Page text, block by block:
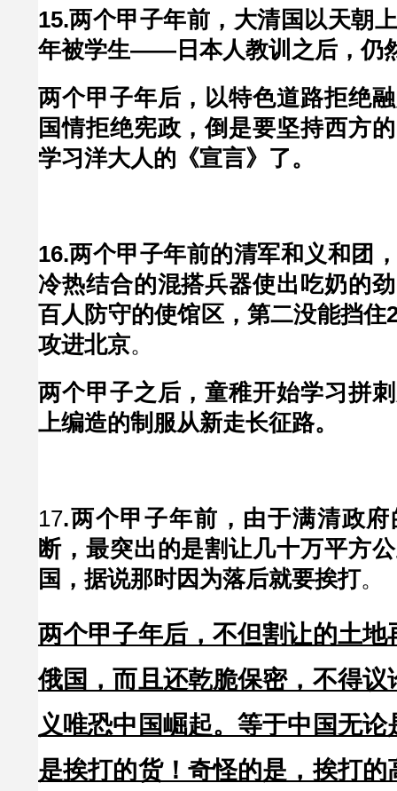
15.两个甲子年前，大清国以天朝
年被学生——日本人教训之后，仍
两个甲子年后，以特色道路拒绝
国情拒绝宪政，倒是要坚持西方
学习洋大人的《宣言》了。
16.两个甲子年前的清军和义和团
冷热结合的混搭兵器使出吃奶的
百人防守的使馆区，第二没能挡住
攻进北京。
两个甲子之后，童稚开始学习拼
上编造的制服从新走长征路。
17.两个甲子年前，由于满清政
断，最突出的是割让几十万平方
国，据说那时因为落后就要挨打。
两个甲子年后，不但割让的土地
俄国，而且还乾脆保密，不得议
义唯恐中国崛起。等于中国无
是挨打的货！奇怪的是，挨打的